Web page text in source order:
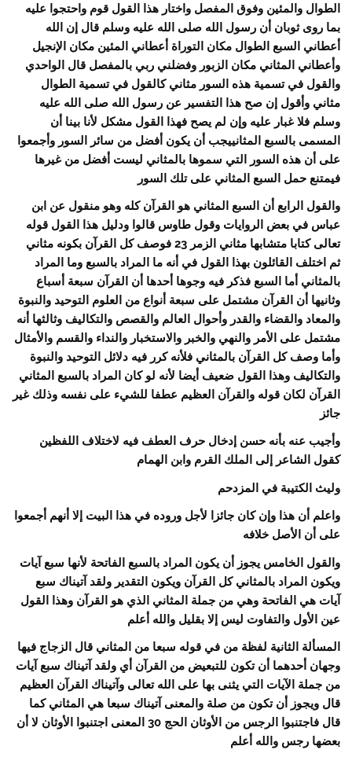
الطوال والمئين وفوق المفصل واختار هذا القول قوم واحتجوا عليه
بما روى ثوبان أن رسول الله صلى الله عليه وسلم قال إن الله
أعطاني السبع الطوال مكان التوراة أعطاني المئين مكان الإنجيل
وأعطاني المثاني مكان الزبور وفضلني ربي بالمفصل قال الواحدي
والقول في تسمية هذه السور مثاني كالقول في تسمية الطوال
مثاني وأقول إن صح هذا التفسير عن رسول الله صلى الله عليه
وسلم فلا غبار عليه وإن لم يصح فهذا القول مشكل لأنا بينا أن
المسمى بالسبع المثانييجب أن يكون أفضل من سائر السور وأجمعوا
على أن هذه السور التي سموها بالمثاني ليست أفضل من غيرها
فيمتنع حمل السبع المثاني على تلك السور
والقول الرابع أن السبع المثاني هو القرآن كله وهو منقول عن ابن
عباس في بعض الروايات وقول طاوس قالوا ودليل هذا القول قوله
تعالى كتابا متشابها مثاني الزمر 23 فوصف كل القرآن بكونه مثاني
ثم اختلف القائلون بهذا القول في أنه ما المراد بالسبع وما المراد
بالمثاني أما السبع فذكر فيه وجوها أحدها أن القرآن سبعة أسباع
وثانيها أن القرآن مشتمل على سبعة أنواع من العلوم التوحيد والنبوة
والمعاد والقضاء والقدر وأحوال العالم والقصص والتكاليف وثالثها أنه
مشتمل على الأمر والنهي والخبر والاستخبار والنداء والقسم والأمثال
وأما وصف كل القرآن بالمثاني فلأنه كرر فيه دلائل التوحيد والنبوة
والتكاليف وهذا القول ضعيف أيضا لأنه لو كان المراد بالسبع المثاني
القرآن لكان قوله والقرآن العظيم عطفا للشيء على نفسه وذلك غير
جائز
وأجيب عنه بأنه حسن إدخال حرف العطف فيه لاختلاف اللفظين
كقول الشاعر إلى الملك القرم وابن الهمام
وليث الكتيبة في المزدحم
واعلم أن هذا وإن كان جائزا لأجل وروده في هذا البيت إلا أنهم أجمعوا
على أن الأصل خلافه
والقول الخامس يجوز أن يكون المراد بالسبع الفاتحة لأنها سبع آيات
ويكون المراد بالمثاني كل القرآن ويكون التقدير ولقد آتيناك سبع
آيات هي الفاتحة وهي من جملة المثاني الذي هو القرآن وهذا القول
عين الأول والتفاوت ليس إلا بقليل والله أعلم
المسألة الثانية لفظة من في قوله سبعا من المثاني قال الزجاج فيها
وجهان أحدهما أن تكون للتبعيض من القرآن أي ولقد آتيناك سبع آيات
من جملة الآيات التي يثنى بها على الله تعالى وآتيناك القرآن العظيم
قال ويجوز أن تكون من صلة والمعنى آتيناك سبعا هي المثاني كما
قال فاجتنبوا الرجس من الأوثان الحج 30 المعنى اجتنبوا الأوثان لا أن
بعضها رجس والله أعلم